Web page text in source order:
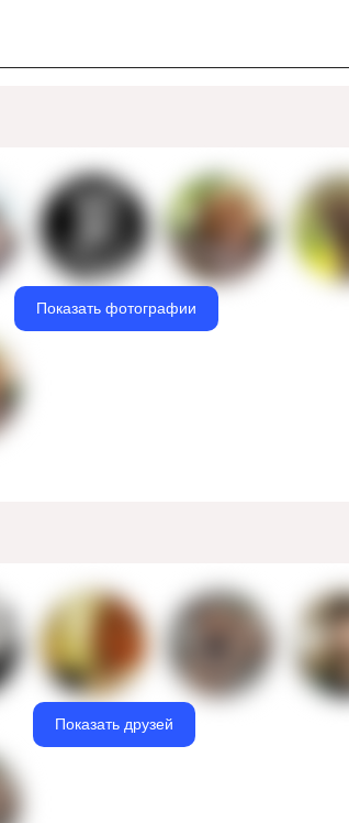
Показать фотографии
Показать друзей